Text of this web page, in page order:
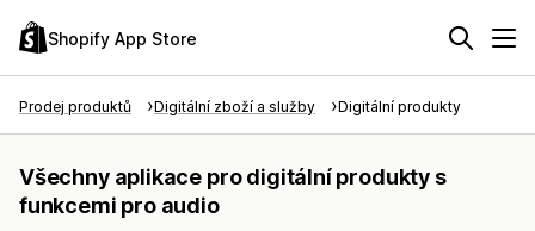
Shopify App Store
Prodej produktů Digitální zboží a služby Digitální produkty
Všechny aplikace pro digitální produkty s
funkcemi pro audio